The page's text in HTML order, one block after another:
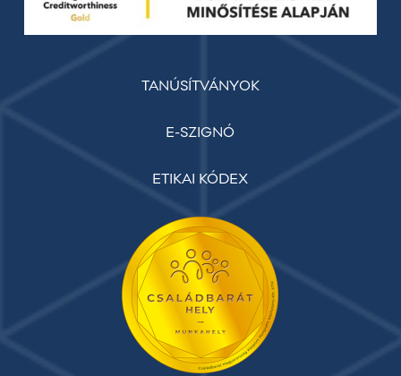
TANÚSÍTVÁNYOK
E-SZIGNÓ
ETIKAI KÓDEX